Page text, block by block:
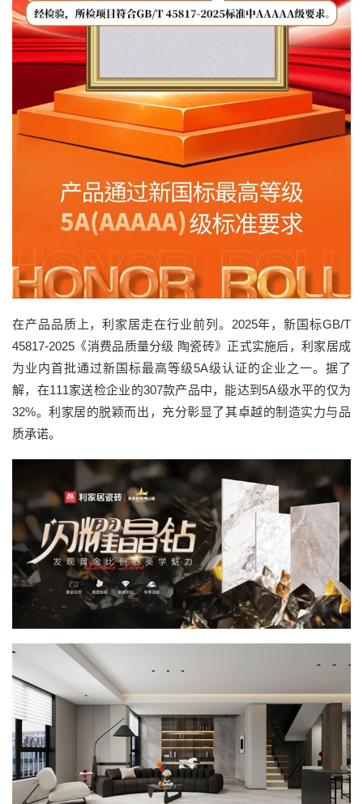
在产品品质上，利家居走在行业前列。2025年，新国标GB/T
45817-2025《消费品质量分级 陶瓷砖》正式实施后，利家居成
为业内首批通过新国标最高等级5A级认证的企业之一。据了
解，在111家送检企业的307款产品中，能达到5A级水平的仅为
32%。利家居的脱颖而出，充分彰显了其卓越的制造实力与品
质承诺。